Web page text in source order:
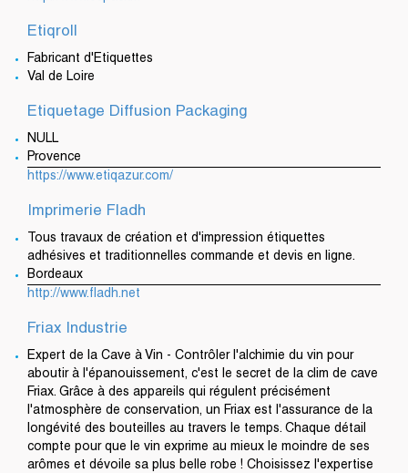
Etiqroll
Fabricant d'Etiquettes
Val de Loire
Etiquetage Diffusion Packaging
NULL
Provence
https://www.etiqazur.com/
Imprimerie Fladh
Tous travaux de création et d'impression étiquettes
adhésives et traditionnelles commande et devis en ligne.
Bordeaux
http://www.fladh.net
Friax Industrie
Expert de la Cave à Vin - Contrôler l'alchimie du vin pour
aboutir à l'épanouissement, c'est le secret de la clim de cave
Friax. Grâce à des appareils qui régulent précisément
l'atmosphère de conservation, un Friax est l'assurance de la
longévité des bouteilles au travers le temps. Chaque détail
compte pour que le vin exprime au mieux le moindre de ses
arômes et dévoile sa plus belle robe ! Choisissez l'expertise